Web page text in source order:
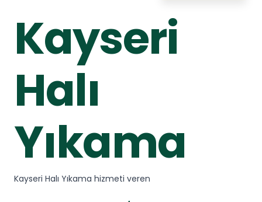
Kayseri
Halı
Yıkama
Kayseri Halı Yıkama hizmeti veren